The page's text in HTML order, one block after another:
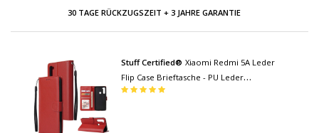
NIEDRIGE PREISE UND GROSSE AUSWAHL
Stuff Certified® Xiaomi Redmi 5A Leder
Flip Case Brieftasche - PU Leder
Brieftasche Abdeckung Cas Case Rot